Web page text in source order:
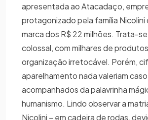
apresentada ao Atacadaço,
protagonizado pela família Nicolini
marca dos R$ 22 milhões. Trata-
colossal, com milhares de
organização irretocável. Porém,
aparelhamento nada valeriam
acompanhados da palavrinha
humanismo. Lindo observar a
Nicolini – em cadeira de rodas,